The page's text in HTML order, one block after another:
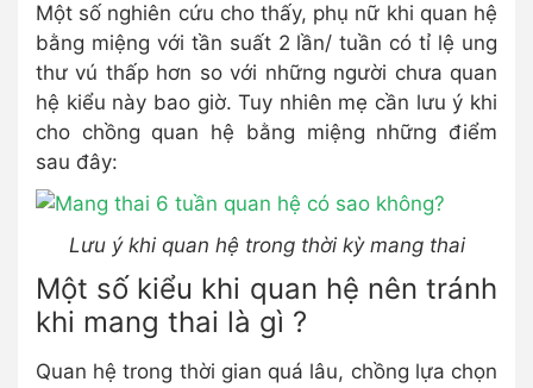
Một số nghiên cứu cho thấy, phụ nữ khi quan hệ
bằng miệng với tần suất 2 lần/ tuần có tỉ lệ ung
thư vú thấp hơn so với những người chưa quan
hệ kiểu này bao giờ. Tuy nhiên mẹ cần lưu ý khi
cho chồng quan hệ bằng miệng những điểm
sau đây:
Lưu ý khi quan hệ trong thời kỳ mang thai
Một số kiểu khi quan hệ nên tránh
khi mang thai là gì ?
Quan hệ trong thời gian quá lâu, chồng lựa chọn